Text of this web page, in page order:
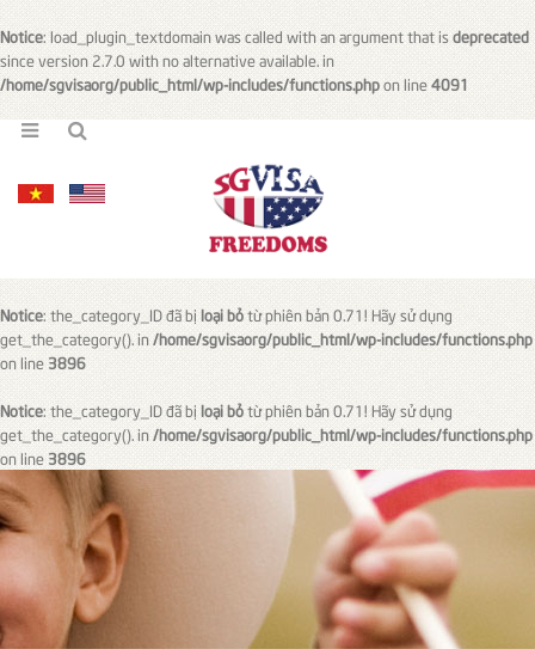
Notice: load_plugin_textdomain was called with an argument that isdeprecated
since version 2.7.0 with no alternative available. in
/home/sgvisaorg/public_html/wp-includes/functions.phpon line4091
Notice: the_category_ID đã bị loại bỏtừ phiên bản 0.71! Hãy sử dụng
get_the_category(). in/home/sgvisaorg/public_html/wp-includes/functions.php
on line3896
Notice: the_category_ID đã bị loại bỏtừ phiên bản 0.71! Hãy sử dụng
get_the_category(). in/home/sgvisaorg/public_html/wp-includes/functions.php
on line3896